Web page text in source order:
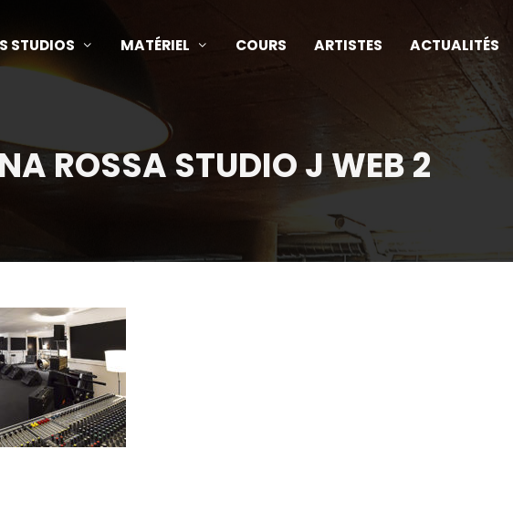
STUDIOS MATÉRIEL COURS ARTISTES ACTUALITÉS
ROSSA STUDIO J WEB 2